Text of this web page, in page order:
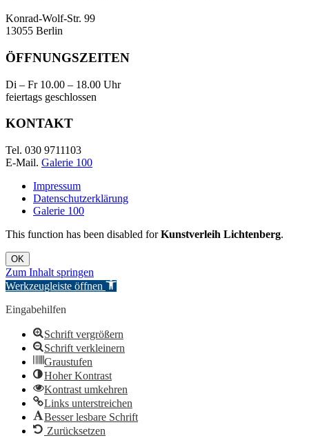
Konrad-Wolf-Str. 99
13055 Berlin
ÖFFNUNGSZEITEN
Di – Fr 10.00 – 18.00 Uhr
feiertags geschlossen
KONTAKT
Tel. 030 9711103
E-Mail. Galerie 100
Impressum
Datenschutzerklärung
Galerie 100
This function has been disabled forKunstverleih Lichtenberg.
OK
Zum Inhalt springen
Werkzeugleiste öffnen
Eingabehilfen
Schrift vergrößern
Schrift verkleinern
Graustufen
Hoher Kontrast
Kontrast umkehren
Links unterstreichen
Besser lesbare Schrift
Zurücksetzen